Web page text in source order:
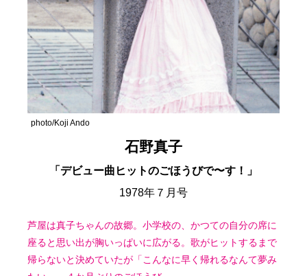
photo/Koji Ando
石野真子
「デビュー曲ヒットのごほうびで〜す！」
1978年７月号
芦屋は真子ちゃんの故郷。小学校の、かつての自分の席に
座ると思い出が胸いっぱいに広がる。歌がヒットするまで
帰らないと決めていたが「こんなに早く帰れるなんて夢み